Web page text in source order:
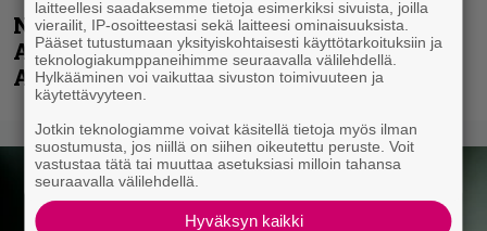
Näin lähtee Ghostin Tobias Forgelta
Accept – menossa mukana myös
Anthrax- ja Korn-miehistöä
laitteellesi saadaksemme tietoja esimerkiksi sivuista, joilla
vierailit, IP-osoitteestasi sekä laitteesi ominaisuuksista.
Pääset tutustumaan yksityiskohtaisesti käyttötarkoituksiin ja
teknologiakumppaneihimme seuraavalla välilehdellä.
Hylkääminen voi vaikuttaa sivuston toimivuuteen ja
käytettävyyteen.
Jotkin teknologiamme voivat käsitellä tietoja myös ilman
suostumusta, jos niillä on siihen oikeutettu peruste. Voit
vastustaa tätä tai muuttaa asetuksiasi milloin tahansa
seuraavalla välilehdellä.
Hyväksyn kaikki